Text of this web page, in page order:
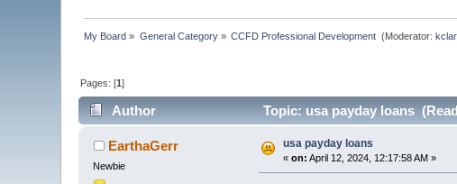
My Board » General Category» CCFD Professional Development (Moderator:
Pages: [1]
Author Topic: usa payday loans
EarthaGerr
Newbie
usa payday loans
«on: April 12, 2024, 12:17:58 AM »